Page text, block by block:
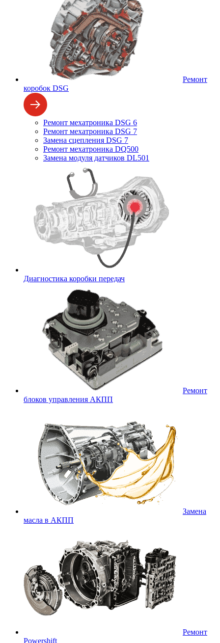
Ремонт
коробок DSG
Ремонт мехатроника DSG 6
Ремонт мехатроника DSG 7
Замена сцепления DSG 7
Ремонт мехатроника DQ500
Замена модуля датчиков DL501
Диагностика коробки передач
Ремонт
блоков управления АКПП
Замена
масла в АКПП
Ремонт
Powershift